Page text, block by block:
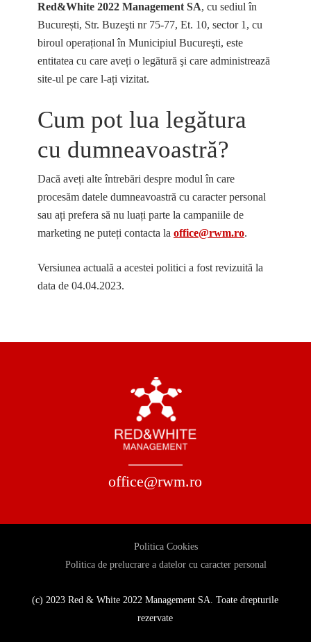
Red&White 2022 Management SA, cu sediul în
București, Str. Buzeşti nr 75-77, Et. 10, sector 1, cu
biroul operațional în Municipiul Bucureşti, este
entitatea cu care aveți o legătură şi care administrează
site-ul pe care l-ați vizitat.
Cum pot lua legătura
cu dumneavoastră?
Dacă aveți alte întrebări despre modul în care
procesăm datele dumneavoastră cu caracter personal
sau ați prefera să nu luați parte la campaniile de
marketing ne puteți contacta la office@rwm.ro.
Versiunea actuală a acestei politici a fost revizuită la
data de 04.04.2023.
office@rwm.ro
(c) 2023 Red & White 2022 Management SA. Toate drepturile
rezervate
Politica Cookies
Politica de prelucrare a datelor cu caracter personal